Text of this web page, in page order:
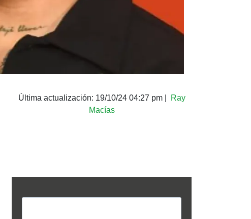
Última actualización: 19/10/24 04:27 pm|
Ray
Macías